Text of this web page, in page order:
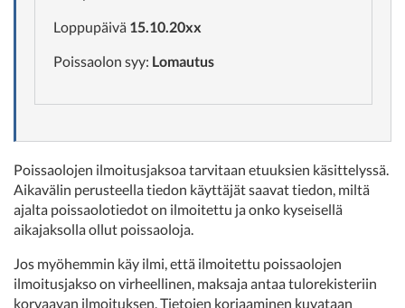
Loppupäivä 15.10.20xx
Poissaolon syy: Lomautus
Poissaolojen ilmoitusjaksoa tarvitaan etuuksien käsittelyssä.
Aikavälin perusteella tiedon käyttäjät saavat tiedon, miltä
ajalta poissaolotiedot on ilmoitettu ja onko kyseisellä
aikajaksolla ollut poissaoloja.
Jos myöhemmin käy ilmi, että ilmoitettu poissaolojen
ilmoitusjakso on virheellinen, maksaja antaa tulorekisteriin
korvaavan ilmoituksen. Tietojen korjaaminen kuvataan